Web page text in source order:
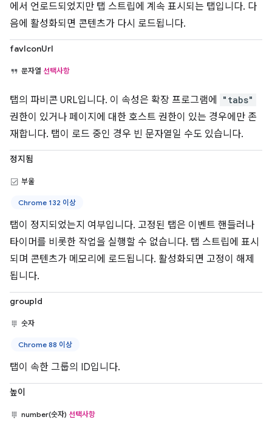
에서 언로드되었지만 탭 스트립에 계속 표시되는 탭입니다. 다
음에 활성화되면 콘텐츠가 다시 로드됩니다.
favIconUrl
문자열 선택사항
탭의 파비콘 URL입니다. 이 속성은 확장 프로그램에 "tabs"
권한이 있거나 페이지에 대한 호스트 권한이 있는 경우에만 존
재합니다. 탭이 로드 중인 경우 빈 문자열일 수도 있습니다.
정지됨
부울
Chrome 132 이상
탭이 정지되었는지 여부입니다. 고정된 탭은 이벤트 핸들러나
타이머를 비롯한 작업을 실행할 수 없습니다. 탭 스트립에 표시
되며 콘텐츠가 메모리에 로드됩니다. 활성화되면 고정이 해제
됩니다.
groupId
숫자
Chrome 88 이상
탭이 속한 그룹의 ID입니다.
높이
number(숫자) 선택사항